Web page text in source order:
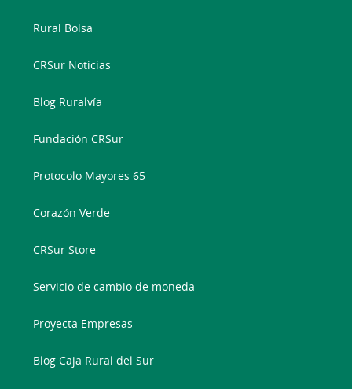
Rural Bolsa
CRSur Noticias
Blog Ruralvía
Fundación CRSur
Protocolo Mayores 65
Corazón Verde
CRSur Store
Servicio de cambio de moneda
Proyecta Empresas
Blog Caja Rural del Sur